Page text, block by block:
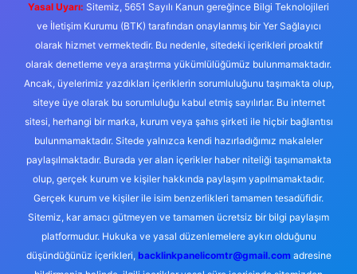
Yasal Uyarı: Sitemiz, 5651 Sayılı Kanun gereğince Bilgi Teknolojileri
ve İletişim Kurumu (BTK) tarafından onaylanmış bir Yer Sağlayıcı
olarak hizmet vermektedir. Bu nedenle, sitedeki içerikleri proaktif
olarak denetleme veya araştırma yükümlülüğümüz bulunmamaktadır.
Ancak, üyelerimiz yazdıkları içeriklerin sorumluluğunu taşımakta olup,
siteye üye olarak bu sorumluluğu kabul etmiş sayılırlar. Bu internet
sitesi, herhangi bir marka, kurum veya şahıs şirketi ile hiçbir bağlantısı
bulunmamaktadır. Sitede yalnızca kendi hazırladığımız makaleler
paylaşılmaktadır. Burada yer alan içerikler haber niteliği taşımamakta
olup, gerçek kurum ve kişiler hakkında paylaşım yapılmamaktadır.
Gerçek kurum ve kişiler ile isim benzerlikleri tamamen tesadüfidir.
Sitemiz, kar amacı gütmeyen ve tamamen ücretsiz bir bilgi paylaşım
platformudur. Hukuka ve yasal düzenlemelere aykırı olduğunu
düşündüğünüz içerikleri, backlinkpanelicomtr@gmail.comadresine